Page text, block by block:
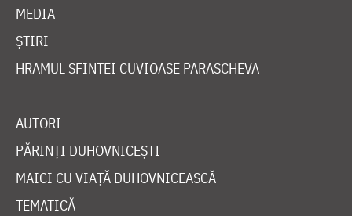
MEDIA
ȘTIRI
HRAMUL SFINTEI CUVIOASE PARASCHEVA
AUTORI
PĂRINȚI DUHOVNICEȘTI
MAICI CU VIAȚĂ DUHOVNICEASCĂ
TEMATICĂ